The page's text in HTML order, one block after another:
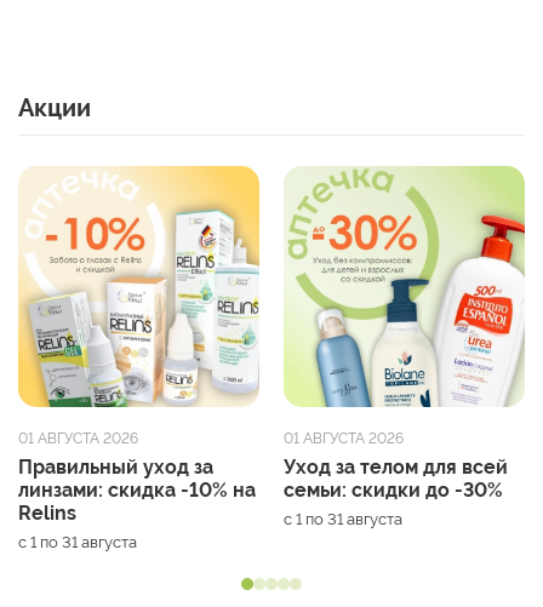
Акции
01 АВГУСТА 2026
Правильный уход за
линзами: скидка -10% на
Relins
с 1 по 31 августа
01 АВГУСТА 2026
Уход за телом для всей
семьи: скидки до -30%
с 1 по 31 августа